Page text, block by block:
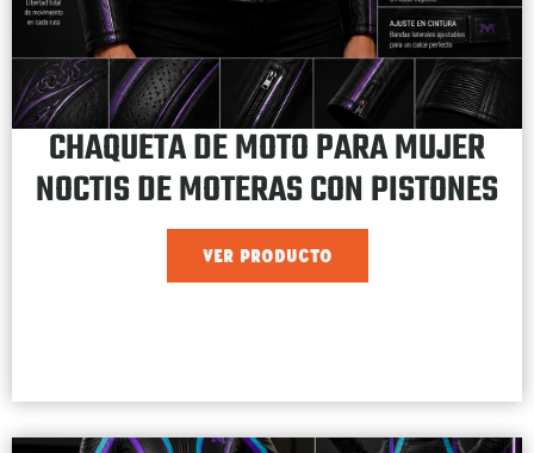
CHAQUETA DE MOTO PARA MUJER
NOCTIS DE MOTERAS CON PISTONES
VER PRODUCTO